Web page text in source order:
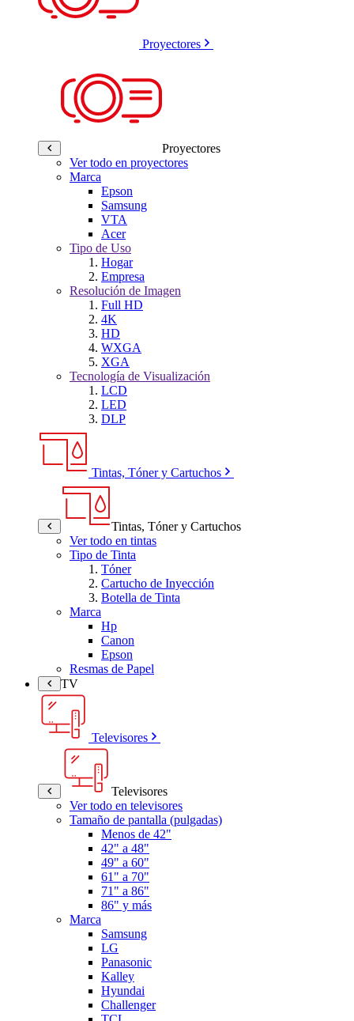
Proyectores
Proyectores
Ver todo en proyectores
Marca
Epson
Samsung
VTA
Acer
Tipo de Uso
Hogar
Empresa
Resolución de Imagen
Full HD
4K
HD
WXGA
XGA
Tecnología de Visualización
LCD
LED
DLP
Tintas, Tóner y Cartuchos
Tintas, Tóner y Cartuchos
Ver todo en tintas
Tipo de Tinta
Tóner
Cartucho de Inyección
Botella de Tinta
Marca
Hp
Canon
Epson
Resmas de Papel
TV
Televisores
Televisores
Ver todo en televisores
Tamaño de pantalla (pulgadas)
Menos de 42"
42" a 48"
49" a 60"
61" a 70"
71" a 86"
86" y más
Marca
Samsung
LG
Panasonic
Kalley
Hyundai
Challenger